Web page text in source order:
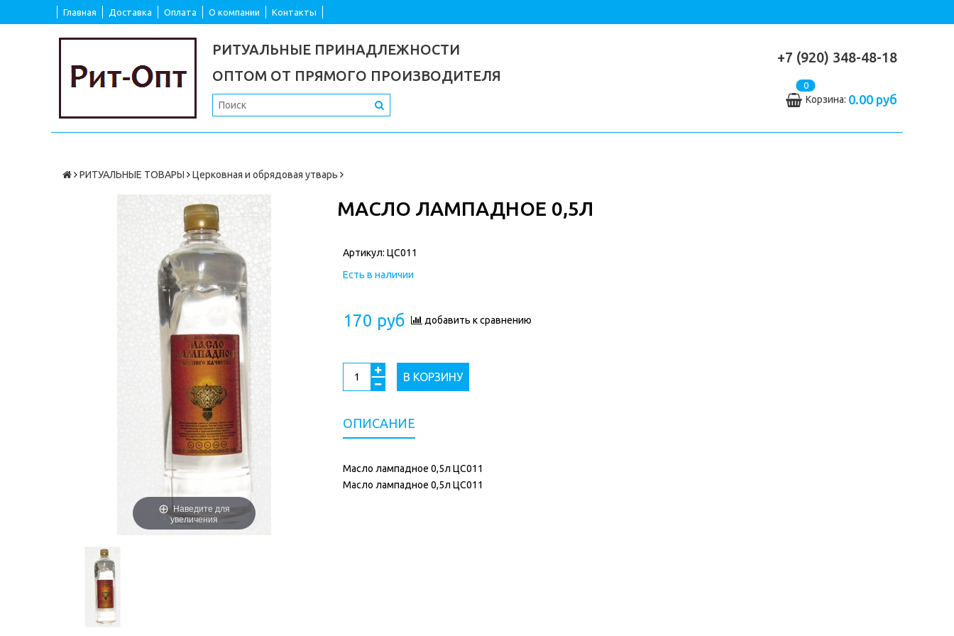
Главная Доставка Оплата О компании Контакты
РИТУАЛЬНЫЕ ПРИНАДЛЕЖНОСТИ
ОПТОМ ОТ ПРЯМОГО ПРОИЗВОДИТЕЛЯ
+7 (920) 348-48-18
0
Корзина: 0.00 руб
РИТУАЛЬНЫЕ ТОВАРЫ Церковная и обрядовая утварь
МАСЛО ЛАМПАДНОЕ 0,5Л
Наведите для
увеличения
Артикул: ЦС011
Есть в наличии
170 руб добавить к сравнению
В КОРЗИНУ
ОПИСАНИЕ
Масло лампадное 0,5л ЦС011
Масло лампадное 0,5л ЦС011